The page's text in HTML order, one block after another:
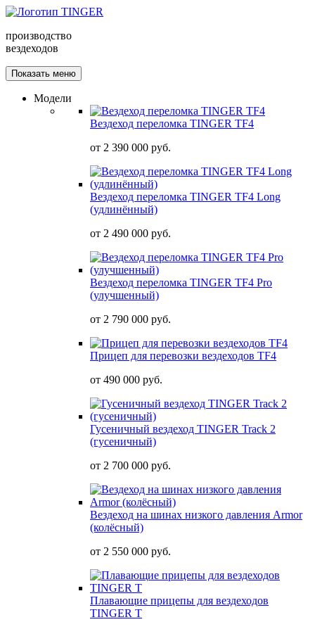
производство
вездеходов
Показать меню
Модели
Вездеход переломка TINGER TF4
от 2 390 000 руб.
Вездеход переломка TINGER TF4 Long
(удлинённый)
от 2 490 000 руб.
Вездеход переломка TINGER TF4 Pro
(улучшенный)
от 2 790 000 руб.
Прицеп для перевозки вездеходов TF4
от 490 000 руб.
Гусеничный вездеход TINGER Track 2
(гусеничный)
от 2 700 000 руб.
Вездеход на шинах низкого давления Armor
(колёсный)
от 2 550 000 руб.
Плавающие прицепы для вездеходов
TINGER T